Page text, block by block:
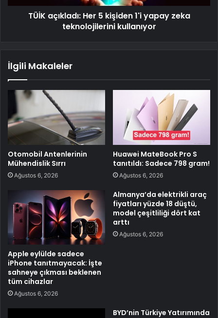
TÜİK açıkladı: Her 5 kişiden 1'i yapay zeka
teknolojilerini kullanıyor
İlgili Makaleler
Otomobil Antenlerinin
Mühendislik Sırrı
Ağustos 6, 2026
Huawei MateBook Pro S
tanıtıldı: Sadece 798 gram!
Ağustos 6, 2026
Apple eylülde sadece
iPhone tanıtmayacak: İşte
sahneye çıkması beklenen
tüm cihazlar
Ağustos 6, 2026
Almanya’da elektrikli araç
fiyatları yüzde 18 düştü,
model çeşitliliği dört kat
arttı
Ağustos 6, 2026
BYD’nin Türkiye Yatırımında